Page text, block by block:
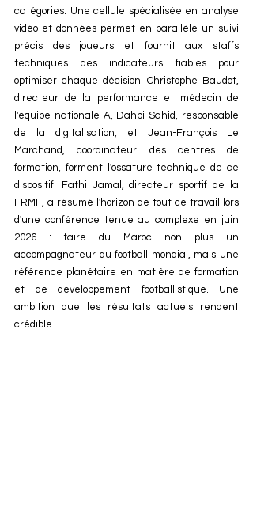
catégories. Une cellule spécialisée en analyse
vidéo et données permet en parallèle un suivi
précis des joueurs et fournit aux staffs
techniques des indicateurs fiables pour
optimiser chaque décision. Christophe Baudot,
directeur de la performance et médecin de
l'équipe nationale A, Dahbi Sahid, responsable
de la digitalisation, et Jean-François Le
Marchand, coordinateur des centres de
formation, forment l'ossature technique de ce
dispositif. Fathi Jamal, directeur sportif de la
FRMF, a résumé l'horizon de tout ce travail lors
d'une conférence tenue au complexe en juin
2026 : faire du Maroc non plus un
accompagnateur du football mondial, mais une
référence planétaire en matière de formation
et de développement footballistique. Une
ambition que les résultats actuels rendent
crédible.